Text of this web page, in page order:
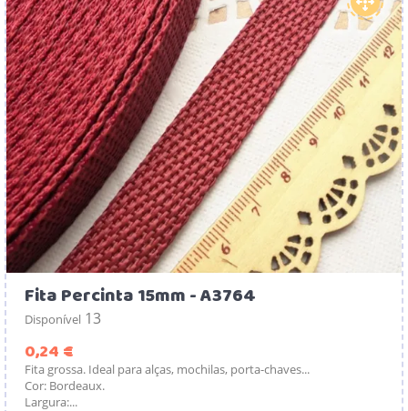
Fita Percinta 15mm - A3764
Disponível 13
0,24 €
Fita grossa. Ideal para alças, mochilas, porta-chaves...
Cor: Bordeaux.
Largura:...